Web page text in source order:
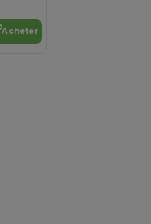
Acheter